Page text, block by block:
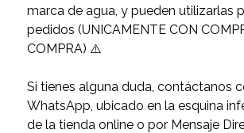
marca de agua, y pueden utilizarlas
pedidos (UNICAMENTE CON
COMPRA) ⚠️
Si tienes alguna duda, contáctanos
WhatsApp, ubicado en la esquina
de la tienda online o por Mensaje